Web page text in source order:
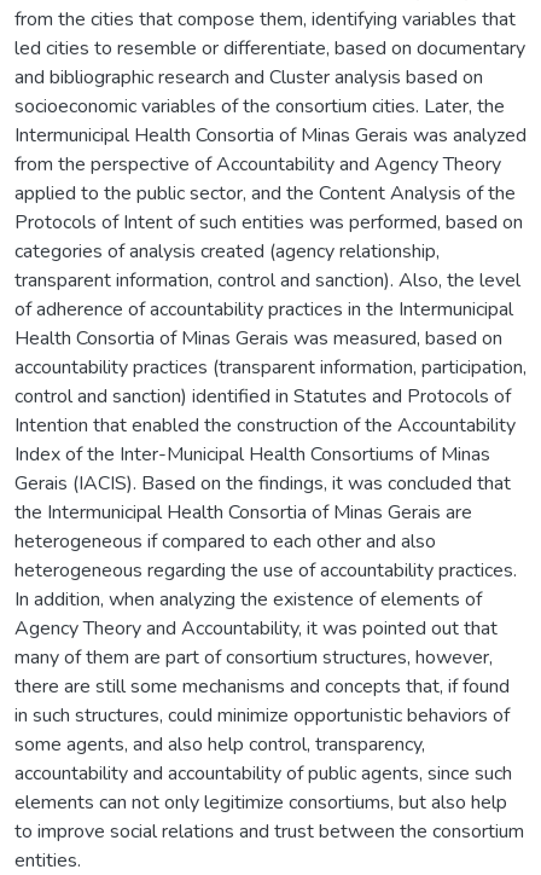
from the cities that compose them, identifying variables that
led cities to resemble or differentiate, based on documentary
and bibliographic research and Cluster analysis based on
socioeconomic variables of the consortium cities. Later, the
Intermunicipal Health Consortia of Minas Gerais was analyzed
from the perspective of Accountability and Agency Theory
applied to the public sector, and the Content Analysis of the
Protocols of Intent of such entities was performed, based on
categories of analysis created (agency relationship,
transparent information, control and sanction). Also, the level
of adherence of accountability practices in the Intermunicipal
Health Consortia of Minas Gerais was measured, based on
accountability practices (transparent information, participation,
control and sanction) identified in Statutes and Protocols of
Intention that enabled the construction of the Accountability
Index of the Inter-Municipal Health Consortiums of Minas
Gerais (IACIS). Based on the findings, it was concluded that
the Intermunicipal Health Consortia of Minas Gerais are
heterogeneous if compared to each other and also
heterogeneous regarding the use of accountability practices.
In addition, when analyzing the existence of elements of
Agency Theory and Accountability, it was pointed out that
many of them are part of consortium structures, however,
there are still some mechanisms and concepts that, if found
in such structures, could minimize opportunistic behaviors of
some agents, and also help control, transparency,
accountability and accountability of public agents, since such
elements can not only legitimize consortiums, but also help
to improve social relations and trust between the consortium
entities.